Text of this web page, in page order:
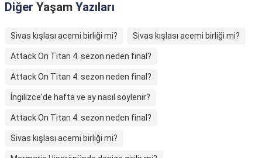
Diğer Yaşam Yazıları
Sivas kışlası acemi birliği mi? Sivas kışlası acemi birliği mi?
Attack On Titan 4. sezon neden final?
Attack On Titan 4. sezon neden final?
İngilizce'de hafta ve ay nasıl söylenir?
Attack On Titan 4. sezon neden final?
Sivas kışlası acemi birliği mi?